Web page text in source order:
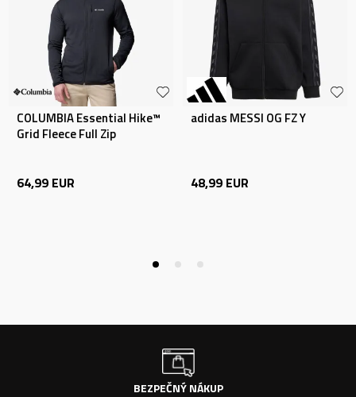
COLUMBIA Essential Hike™
Grid Fleece Full Zip
64,99 EUR
adidas MESSI OG FZ Y
48,99 EUR
BEZPEČNÝ NÁKUP